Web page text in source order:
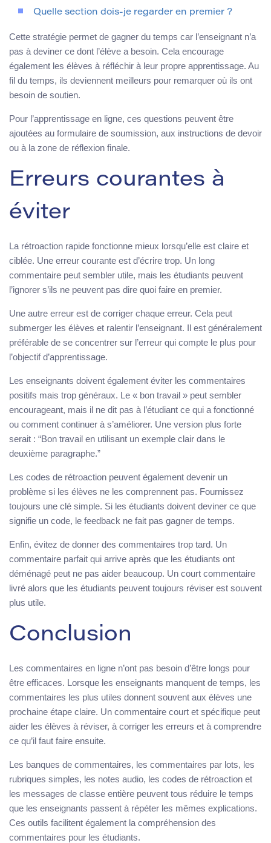
Quelle section dois-je regarder en premier ?
Cette stratégie permet de gagner du temps car l’enseignant n’a
pas à deviner ce dont l’élève a besoin. Cela encourage
également les élèves à réfléchir à leur propre apprentissage. Au
fil du temps, ils deviennent meilleurs pour remarquer où ils ont
besoin de soutien.
Pour l’apprentissage en ligne, ces questions peuvent être
ajoutées au formulaire de soumission, aux instructions de devoir
ou à la zone de réflexion finale.
Erreurs courantes à
éviter
La rétroaction rapide fonctionne mieux lorsqu’elle est claire et
ciblée. Une erreur courante est d’écrire trop. Un long
commentaire peut sembler utile, mais les étudiants peuvent
l’ignorer s’ils ne peuvent pas dire quoi faire en premier.
Une autre erreur est de corriger chaque erreur. Cela peut
submerger les élèves et ralentir l’enseignant. Il est généralement
préférable de se concentrer sur l’erreur qui compte le plus pour
l’objectif d’apprentissage.
Les enseignants doivent également éviter les commentaires
positifs mais trop généraux. Le « bon travail » peut sembler
encourageant, mais il ne dit pas à l’étudiant ce qui a fonctionné
ou comment continuer à s’améliorer. Une version plus forte
serait : “Bon travail en utilisant un exemple clair dans le
deuxième paragraphe.”
Les codes de rétroaction peuvent également devenir un
problème si les élèves ne les comprennent pas. Fournissez
toujours une clé simple. Si les étudiants doivent deviner ce que
signifie un code, le feedback ne fait pas gagner de temps.
Enfin, évitez de donner des commentaires trop tard. Un
commentaire parfait qui arrive après que les étudiants ont
déménagé peut ne pas aider beaucoup. Un court commentaire
livré alors que les étudiants peuvent toujours réviser est souvent
plus utile.
Conclusion
Les commentaires en ligne n’ont pas besoin d’être longs pour
être efficaces. Lorsque les enseignants manquent de temps, les
commentaires les plus utiles donnent souvent aux élèves une
prochaine étape claire. Un commentaire court et spécifique peut
aider les élèves à réviser, à corriger les erreurs et à comprendre
ce qu’il faut faire ensuite.
Les banques de commentaires, les commentaires par lots, les
rubriques simples, les notes audio, les codes de rétroaction et
les messages de classe entière peuvent tous réduire le temps
que les enseignants passent à répéter les mêmes explications.
Ces outils facilitent également la compréhension des
commentaires pour les étudiants.